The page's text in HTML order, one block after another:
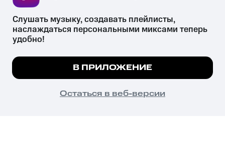
психотропных веществ, их аналогов причиняет вред здоровью,
их незаконный оборот запрещён и влечёт установленную
законодательством ответственность.
© 2026 ООО «КИОН».
Все права защищены
Мы используем куки, чтобы на сайте все
Подробнее
ПОНЯТНО
Слушать музыку, создавать плейлисты,
наслаждаться персональными миксами теперь
удобно!
В ПРИЛОЖЕНИЕ
Остаться в веб-версии